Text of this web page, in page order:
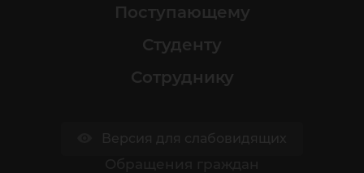
Поступающему
Студенту
Сотруднику